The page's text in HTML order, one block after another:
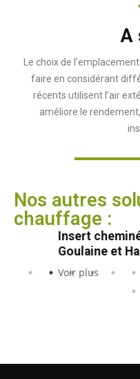
A
Le choix de
faire en considérant
récents utilisent l’air
améliore le
Nos autres
chauffage :
Insert
Bouguenais
Voir plus